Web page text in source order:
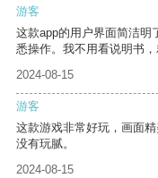
游客
这款app的用户界面简洁明
悉操作。我不用看说明书，
2024-08-15
游客
这款游戏非常好玩，画面
没有玩腻。
2024-08-15